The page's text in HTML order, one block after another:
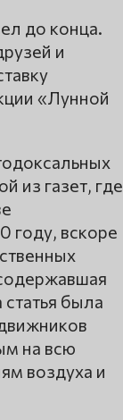
до конца.
и
«Лунной
из газет, где
году, вскоре
была
на всю
воздуха и